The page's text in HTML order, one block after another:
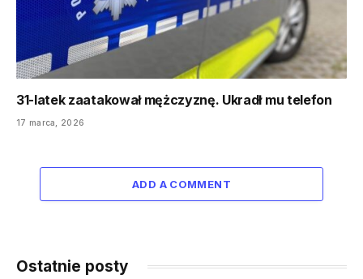
31-latek zaatakował mężczyznę. Ukradł mu telefon
17 marca, 2026
ADD A COMMENT
Ostatnie posty